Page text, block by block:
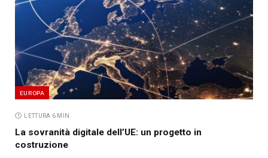
EUROPA
LETTURA 6 MIN.
La sovranità digitale dell’UE: un progetto in
costruzione